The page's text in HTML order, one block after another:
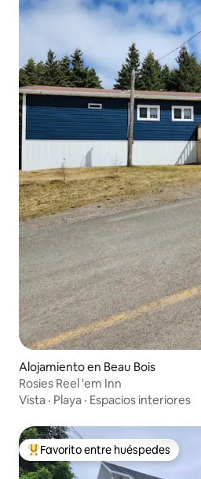
Alojamiento en Beau Bois
Rosies Reel 'em Inn
Vista · Playa · Espacios interiores
Favorito entre huéspedes preferido
Favorito entre huéspedes